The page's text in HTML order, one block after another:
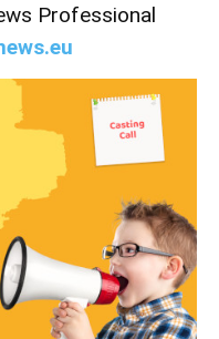
Professional